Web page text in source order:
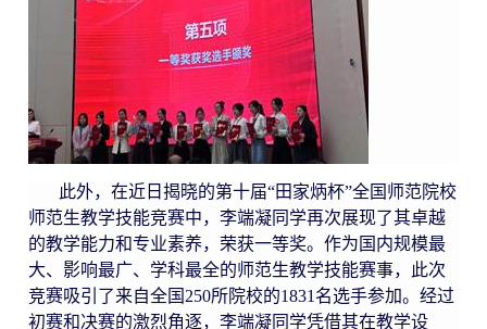
此外，在近日揭晓的第十届“田家炳杯”全国师范院校
师范生教学技能竞赛中，李端凝同学再次展现了其卓越
的教学能力和专业素养，荣获一等奖。作为国内规模最
大、影响最广、学科最全的师范生教学技能赛事，此次
竞赛吸引了来自全国 250所院校的1831 名选手参加。经过
初赛和决赛的激烈角逐，李端凝同学凭借其在教学设